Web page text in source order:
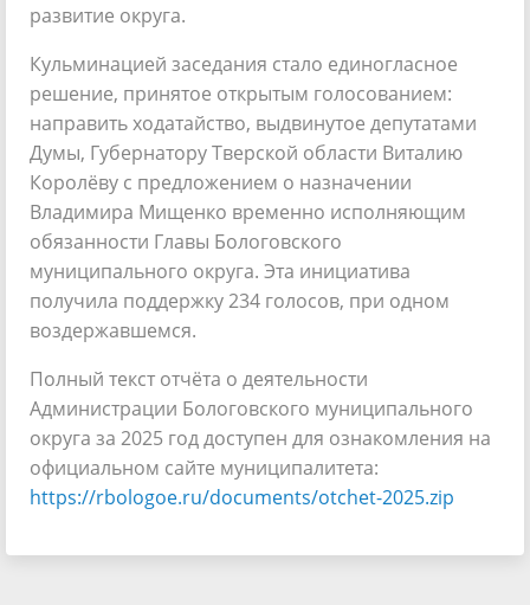
развитие округа.
Кульминацией заседания стало единогласное
решение, принятое открытым голосованием:
направить ходатайство, выдвинутое депутатами
Думы, Губернатору Тверской области Виталию
Королёву с предложением о назначении
Владимира Мищенко временно исполняющим
обязанности Главы Бологовского
муниципального округа. Эта инициатива
получила поддержку 234 голосов, при одном
воздержавшемся.
Полный текст отчёта о деятельности
Администрации Бологовского муниципального
округа за 2025 год доступен для ознакомления на
официальном сайте муниципалитета:
https://rbologoe.ru/documents/otchet-2025.zip